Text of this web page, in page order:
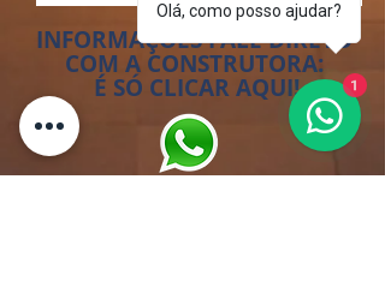
INFORMAÇÕES FALE DIRETO
COM A CONSTRUTORA:
É SÓ CLICAR AQUI!
Olá, como posso ajudar?
1